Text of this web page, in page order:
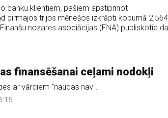
banku klientiem, pašiem apstiprinot
pirmajos trijos mēnešos izkrāpti kopumā 2,564
nozares asociācijas (FNA) publiskotie
finansēšanai ceļami nodokļi
ar vārdiem "naudas nav".